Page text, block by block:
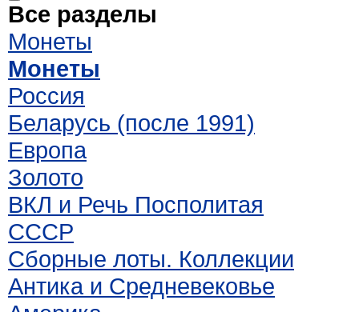
Все разделы
Монеты
Монеты
Россия
Беларусь (после 1991)
Европа
Золото
ВКЛ и Речь Посполитая
СССР
Сборные лоты. Коллекции
Антика и Средневековье